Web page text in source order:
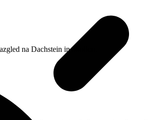
na Dachstein in okolico.